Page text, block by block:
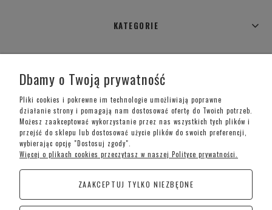
KATEGORIE
MOJE KONTO
INFORMACJE O SKLEPIE
Telefon kontaktowy –+48 697 733 970
Dbamy o Twoją prywatność
Pliki cookies i pokrewne im technologie umożliwiają poprawne
działanie strony i pomagają nam dostosować ofertę do Twoich potrzeb.
Możesz zaakceptować wykorzystanie przez nas wszystkich tych plików i
przejść do sklepu lub dostosować użycie plików do swoich preferencji,
wybierając opcję "Dostosuj zgody".
Więcej o plikach cookies przeczytasz w naszej Polityce prywatności.
ZAAKCEPTUJ TYLKO NIEZBĘDNE